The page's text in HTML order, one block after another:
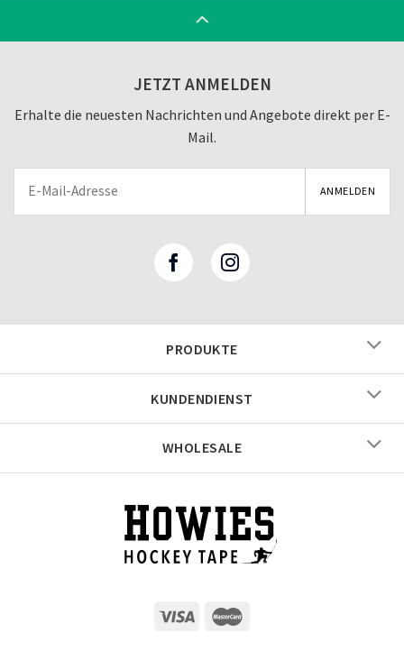
JETZT ANMELDEN
Erhalte die neuesten Nachrichten und Angebote direkt per E-
Mail.
PRODUKTE
KUNDENDIENST
WHOLESALE